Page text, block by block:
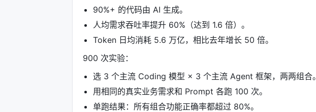
90%+ 的代码由 AI 生成。
人均需求吞吐率提升 60%（达到 1.6 倍）。
Token 日均消耗 5.6 万亿，相比去年增长 50 倍。
900 次实验：
选 3 个主流 Coding 模型 × 3 个主流 Agent 框架，两两组合。
用相同的真实业务需求和 Prompt 各跑 100 次。
单跑结果：所有组合功能正确率都超过 80%。